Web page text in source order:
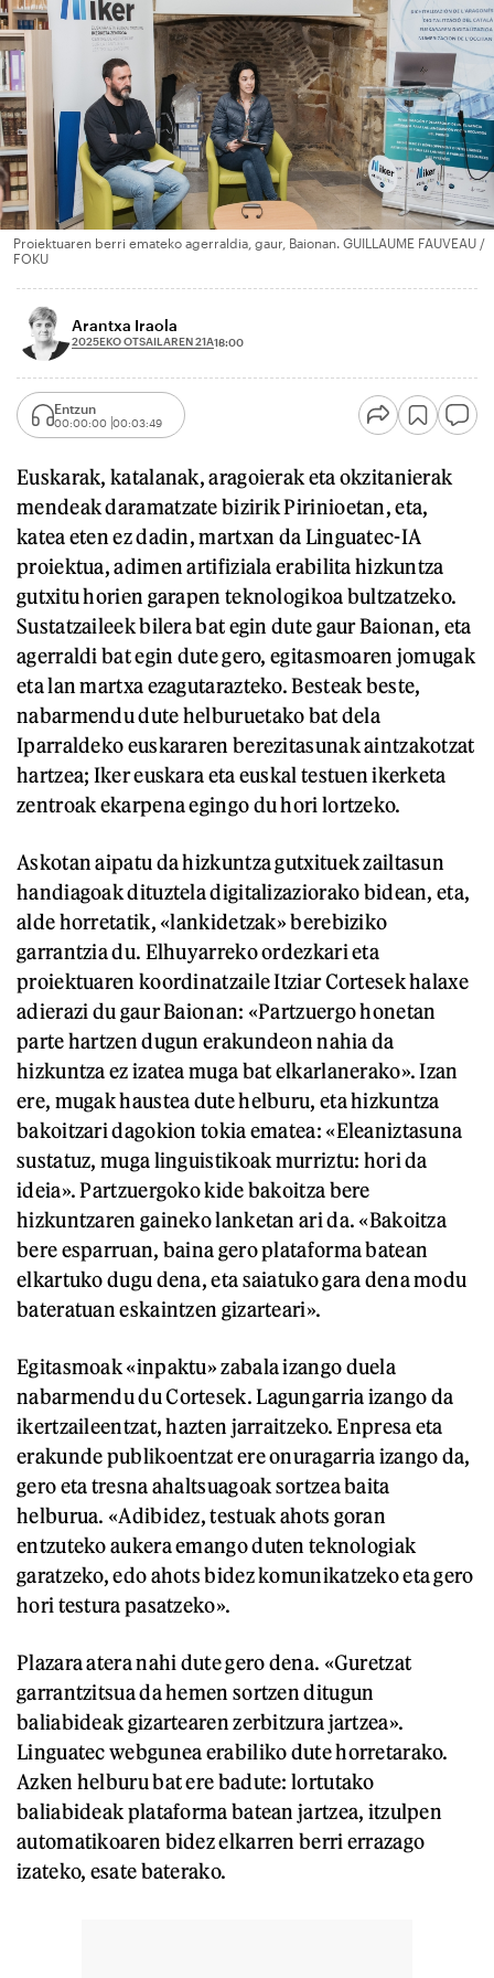
Proiektuaren berri emateko agerraldia, gaur, Baionan. GUILLAUME FAUVEAU /
FOKU
Arantxa Iraola
2025EKO OTSAILAREN 21A18:00
Entzun
00:00:00 00:03:49
Euskarak, katalanak, aragoierak eta okzitanierak
mendeak daramatzate bizirik Pirinioetan, eta,
katea eten ez dadin, martxan da Linguatec-IA
proiektua, adimen artifiziala erabilita hizkuntza
gutxitu horien garapen teknologikoa bultzatzeko.
Sustatzaileek bilera bat egin dute gaur Baionan, eta
agerraldi bat egin dute gero, egitasmoaren jomugak
eta lan martxa ezagutarazteko. Besteak beste,
nabarmendu dute helburuetako bat dela
Iparraldeko euskararen berezitasunak aintzakotzat
hartzea; Iker euskara eta euskal testuen ikerketa
zentroak ekarpena egingo du hori lortzeko.
Askotan aipatu da hizkuntza gutxituek zailtasun
handiagoak dituztela digitalizaziorako bidean, eta,
alde horretatik, «lankidetzak» berebiziko
garrantzia du. Elhuyarreko ordezkari eta
proiektuaren koordinatzaile Itziar Cortesek halaxe
adierazi du gaur Baionan: «Partzuergo honetan
parte hartzen dugun erakundeon nahia da
hizkuntza ez izatea muga bat elkarlanerako». Izan
ere, mugak haustea dute helburu, eta hizkuntza
bakoitzari dagokion tokia ematea: «Eleaniztasuna
sustatuz, muga linguistikoak murriztu: hori da
ideia». Partzuergoko kide bakoitza bere
hizkuntzaren gaineko lanketan ari da. «Bakoitza
bere esparruan, baina gero plataforma batean
elkartuko dugu dena, eta saiatuko gara dena modu
bateratuan eskaintzen gizarteari».
Egitasmoak «inpaktu» zabala izango duela
nabarmendu du Cortesek. Lagungarria izango da
ikertzaileentzat, hazten jarraitzeko. Enpresa eta
erakunde publikoentzat ere onuragarria izango da,
gero eta tresna ahaltsuagoak sortzea baita
helburua. «Adibidez, testuak ahots goran
entzuteko aukera emango duten teknologiak
garatzeko, edo ahots bidez komunikatzeko eta gero
hori testura pasatzeko».
Plazara atera nahi dute gero dena. «Guretzat
garrantzitsua da hemen sortzen ditugun
baliabideak gizartearen zerbitzura jartzea».
Linguatec webgunea erabiliko dute horretarako.
Azken helburu bat ere badute: lortutako
baliabideak plataforma batean jartzea, itzulpen
automatikoaren bidez elkarren berri errazago
izateko, esate baterako.